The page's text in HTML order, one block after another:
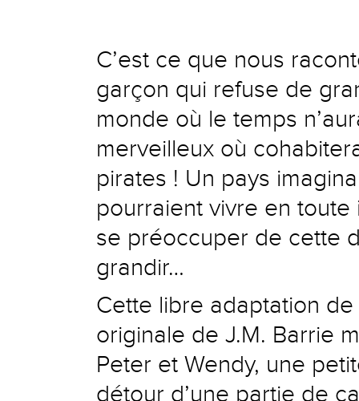
C’est ce que nous
garçon qui refuse de
monde où le temps
merveilleux où
pirates ! Un pays
pourraient vivre en
se préoccuper de cette
grandir…
Cette libre adaptation
originale de J.M. Barrie
Peter et Wendy, une
détour d’une partie de